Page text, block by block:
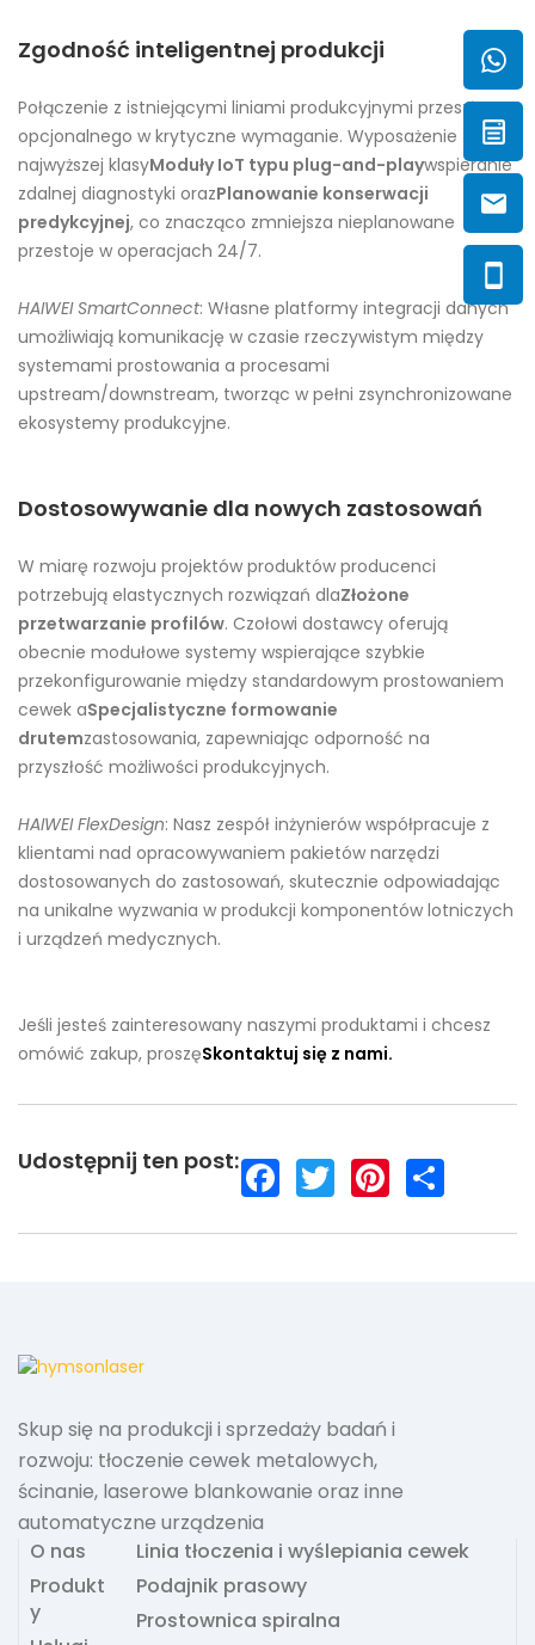
Zgodność inteligentnej produkcji
Połączenie z istniejącymi liniami produkcyjnymi przeszło z
opcjonalnego w krytyczne wymaganie. Wyposażenie
najwyższej klasyModuły IoT typu plug-and-playwspieranie
zdalnej diagnostyki orazPlanowanie konserwacji
predykcyjnej, co znacząco zmniejsza nieplanowane
przestoje w operacjach 24/7.
HAIWEI SmartConnect: Własne platformy integracji danych
umożliwiają komunikację w czasie rzeczywistym między
systemami prostowania a procesami
upstream/downstream, tworząc w pełni zsynchronizowane
ekosystemy produkcyjne.
Dostosowywanie dla nowych zastosowań
W miarę rozwoju projektów produktów producenci
potrzebują elastycznych rozwiązań dlaZłożone
przetwarzanie profilów. Czołowi dostawcy oferują
obecnie modułowe systemy wspierające szybkie
przekonfigurowanie między standardowym prostowaniem
cewek aSpecjalistyczne formowanie
drutemzastosowania, zapewniając odporność na
przyszłość możliwości produkcyjnych.
HAIWEI FlexDesign: Nasz zespół inżynierów współpracuje z
klientami nad opracowywaniem pakietów narzędzi
dostosowanych do zastosowań, skutecznie odpowiadając
na unikalne wyzwania w produkcji komponentów lotniczych
i urządzeń medycznych.
Jeśli jesteś zainteresowany naszymi produktami i chcesz
omówić zakup, proszęSkontaktuj się z nami.
Udostępnij ten post:
Skup się na produkcji i sprzedaży badań i
rozwoju: tłoczenie cewek metalowych,
ścinanie, laserowe blankowanie oraz inne
automatyczne urządzenia
O nas
Produkt
y
Linia tłoczenia i wyślepiania cewek
Podajnik prasowy
Prostownica spiralna